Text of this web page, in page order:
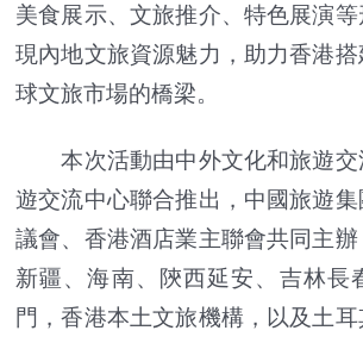
美食展示、文旅推介、特色展演
現內地文旅資源魅力，助力香港
球文旅市場的橋梁。
本次活動由中外文化和旅遊交
遊交流中心聯合推出，中國旅遊
議會、香港酒店業主聯會共同主辦
新疆、海南、陝西延安、吉林長
門，香港本土文旅機構，以及土耳